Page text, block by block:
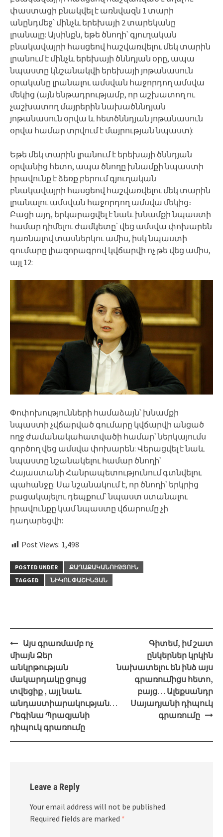
փաստացի բնակվել է առնվազն 1 տարի
անընդմեջ՝ մինչև երեխայի 2 տարեկանը
լրանալը: Այսինքն, եթե ծնողի՝ գյուղական
բնակավայրի հասցեով հաշվառվելու մեկ տարին
լրանում է մինչև երեխայի ծննդյան օրը, ապա
նպաստը կնշանակվի երեխայի յոթանասուն
օրականը լրանալու ամսվան հաջորդող ամսվա
մեկից (այն ենթադրությամբ, որ աշխատող ու
չաշխատող մայրերին նախածննդյան
յոթանասուն օրվա և հետծննդյան յոթանասուն
օրվա համար տրվում է մայրության նպաստ):
Եթե մեկ տարին լրանում է երեխայի ծննդյան
օրվանից հետո, ապա ծնողը խնամքի նպաստի
իրավունք է ձեռք բերում գյուղական
բնակավայրի հասցեով հաշվառվելու մեկ տարին
լրանալու ամսվան հաջորդող ամսվա մեկից։
Բացի այդ, երկարացվել է նաև խնամքի նպաստի
համար դիմելու ժամկետը՝ վեց ամսվա փոխարեն
դառնալով տասներկու ամիս, իսկ նպաստի
գումարը լիազորագրով կվճարվի ոչ թե վեց ամիս,
այլ 12:
Փոփոխությունների համաձայն՝ խնամքի
նպաստի չվճարված գումարը կվճարվի անցած
ողջ ժամանակահատվածի համար՝ ներկայումս
գործող վեց ամսվա փոխարեն: Վերացվել է նաև
նպաստը նշանակելու համար ծնողի՝
Հայաստանի Հանրապետությունում գտնվելու
պահանջը: Սա նշանակում է, որ ծնողի՝ երկրից
բացակայելու դեպքում՝ նպաստ ստանալու
իրավունքը կամ նպաստը վճարումը չի
դադարեցվի:
Post Views: 1,498
POSTED UNDER
ՔԱՂԱՔԱԿԱՆՈՒԹՅՈՒՆ
TAGGED
ՆԻԿՈԼ ՓԱՇԻՆՅԱՆ
Post
navigation
Այս գրառմամբ ոչ
միայն Ձեր
անկրթության
մակարդակը ցույց
տվեցիք , այլ նաև
անդաստիարակության…
Րեգինա Պրազյանի
դիպուկ գրառումը
Գիտեմ, իմ շատ
ընկերներ կրկին
նախատելու են ինձ այս
գրառումիցս հետո,
բայց… Ալեքսանդր
Սայադյանի դիպուկ
գրառումը
Leave a Reply
Your email address will not be published.
Required fields are marked *